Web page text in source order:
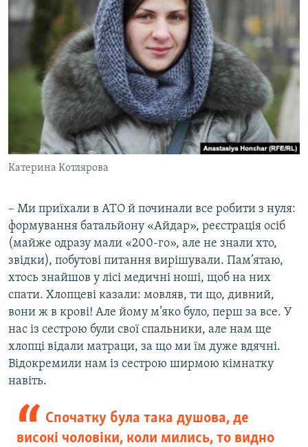
Катерина Котлярова
​– Ми приїхали в АТО й починали все робити з нуля:
формування батальйону «Айдар», реєстрація осіб
(майже одразу мали «200-го», але не знали хто,
звідки), побутові питання вирішували. Пам’ятаю,
хтось знайшов у лісі медичні ноші, щоб на них
спати. Хлопцеві казали: мовляв, ти що, дивний,
вони ж в крові! Але йому м’яко було, перш за все. У
нас із сестрою були свої спальники, але нам ще
хлопці відали матраци, за що ми їм дуже вдячні.
Відокремили нам із сестрою ширмою кімнатку
навіть.
Спочатку була така душова, де
високі чоловіки, коли мились, то видно